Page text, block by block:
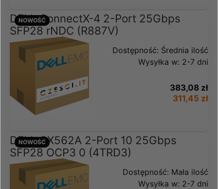
DELL ConnectX-4 2-Port 25Gbps
SFP28 rNDC (R887V)
Dostępność: Średnia ilość
Wysyłka w: 2-7 dni
383,08 zł
311,45 zł
NOWOŚĆ
DELL CX562A 2-Port 10 25Gbps
SFP28 OCP3 0 (4TRD3)
Dostępność: Mała ilość
Wysyłka w: 2-7 dni
NOWOŚĆ